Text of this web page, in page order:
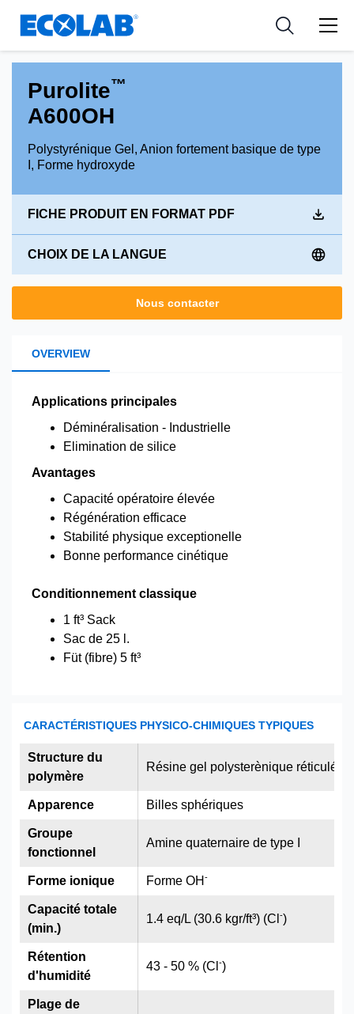
Resources
les industries
Pharmaceutical
Medical Devices and Diagnostics
Nutraceuticals
Nouvelles et Evènements
Tools
Purolite™
A600OH
Polystyrénique Gel, Anion fortement basique de type
I, Forme hydroxyde
FICHE PRODUIT EN FORMAT PDF
CHOIX DE LA LANGUE
Nous contacter
OVERVIEW
Applications principales
Déminéralisation - Industrielle
Elimination de silice
Avantages
Capacité opératoire élevée
Régénération efficace
Stabilité physique exceptionelle
Bonne performance cinétique
Conditionnement classique
1 ft³ Sack
Sac de 25 l.
Füt (fibre) 5 ft³
CARACTÉRISTIQUES PHYSICO-CHIMIQUES TYPIQUES
Résine gel polysterènique réticulée
Billes sphériques
Amine quaternaire de type I
Forme OH -
1.4 eq/L (30.6 kgr/ft³) (Cl -)
43 - 50 % (Cl -)
Structure du
polymère
Apparence
Groupe
fonctionnel
Forme ionique
Capacité totale
(min.)
Rétention
d'humidité
Plage de